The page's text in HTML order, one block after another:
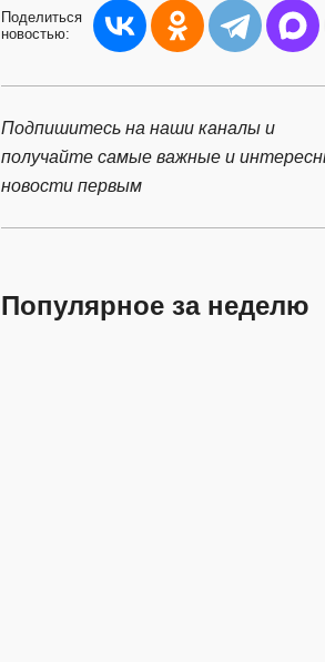
Поделиться
новостью:
Подпишитесь на наши каналы и
получайте самые важные и
новости первым
Популярное за неделю